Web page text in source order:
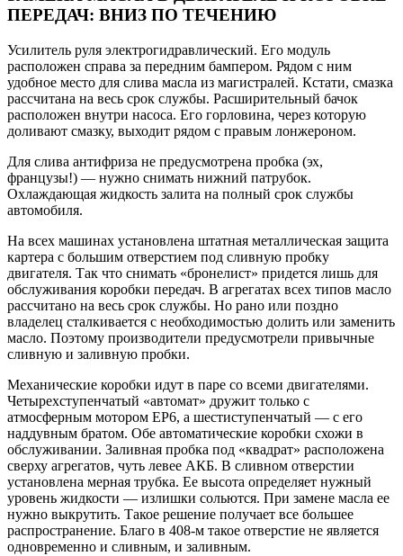
ПЕРЕДАЧ: ВНИЗ ПО ТЕЧЕНИЮ
Усилитель руля электрогидравлический. Его модуль
расположен справа за передним бампером. Рядом с ним
удобное место для слива масла из магистралей. Кстати, смазка
рассчитана на весь срок службы. Расширительный бачок
расположен внутри насоса. Его горловина, через которую
доливают смазку, выходит рядом с правым лонжероном.
Для слива антифриза не предусмотрена пробка (эх,
французы!) — нужно снимать нижний патрубок.
Охлаждающая жидкость залита на полный срок службы
автомобиля.
На всех машинах установлена штатная металлическая защита
картера с большим отверстием под сливную пробку
двигателя. Так что снимать «бронелист» придется лишь для
обслуживания коробки передач. В агрегатах всех типов масло
рассчитано на весь срок службы. Но рано или поздно
владелец сталкивается с необходимостью долить или заменить
масло. Поэтому производители предусмотрели привычные
сливную и заливную пробки.
Механические коробки идут в паре со всеми двигателями.
Четырехступенчатый «автомат» дружит только с
атмосферным мотором EP6, а шестиступенчатый — с его
наддувным братом. Обе автоматические коробки схожи в
обслуживании. Заливная пробка под «квадрат» расположена
сверху агрегатов, чуть левее АКБ. В сливном отверстии
установлена мерная трубка. Ее высота определяет нужный
уровень жидкости — излишки сольются. При замене масла ее
нужно выкрутить. Такое решение получает все большее
распространение. Благо в 408-м такое отверстие не является
одновременно и сливным, и заливным.